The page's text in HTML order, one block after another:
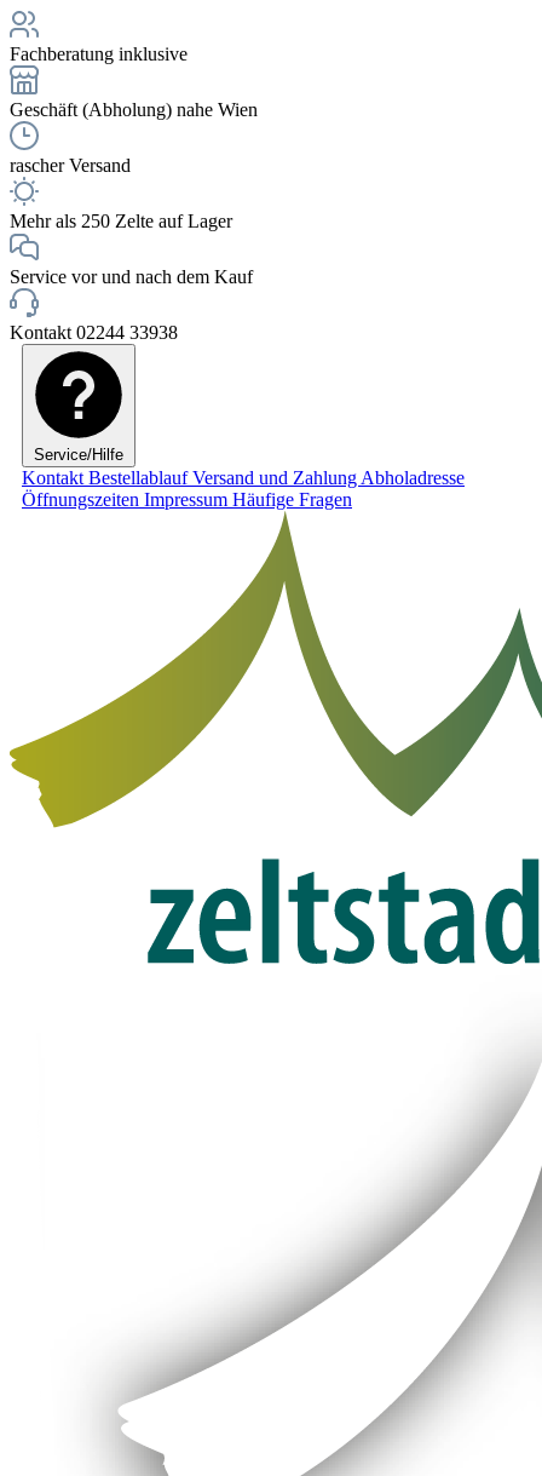
Fachberatung inklusive
Geschäft (Abholung) nahe Wien
rascher Versand
Mehr als 250 Zelte auf Lager
Service vor und nach dem Kauf
Kontakt 02244 33938
Service/Hilfe
Kontakt BestellablaufVersand und Zahlung Abholadresse
Öffnungszeiten Impressum Häufige Fragen